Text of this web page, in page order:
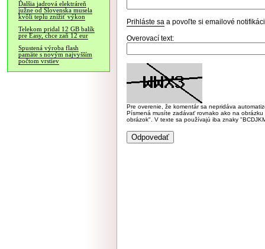
Ďalšia jadrová elektráreň
južne od Slovenska musela
kvôli teplu znížiť výkon
Telekom pridal 12 GB balík
pre Easy, chce zaň 12 eur
Spustená výroba flash
pamäte s novým najvyšším
počtom vrstiev
Prihláste sa a povoľte si emailové
Overovací text:
Pre overenie, že komentár sa nepridáva
Písmená musíte zadávať rovnako ako na
obrázok". V texte sa používajú iba znaky